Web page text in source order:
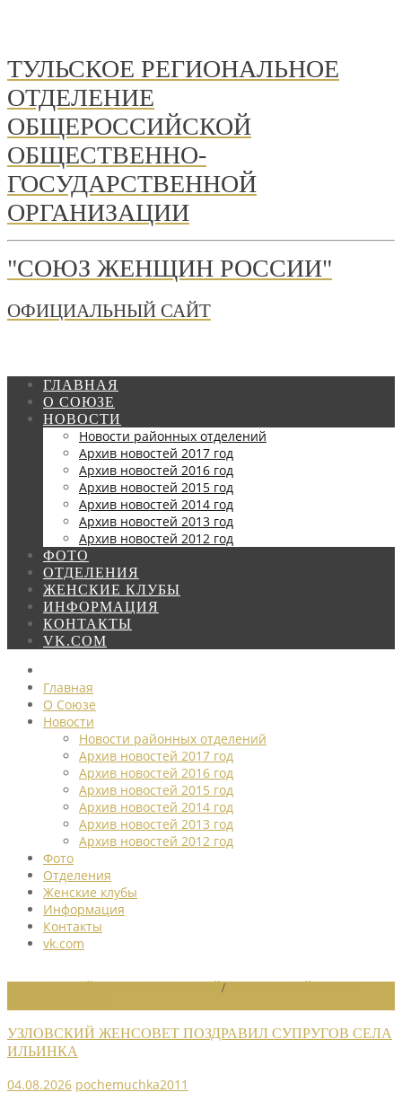
ТУЛЬСКОЕ РЕГИОНАЛЬНОЕ
ОТДЕЛЕНИЕ
ОБЩЕРОССИЙСКОЙ
ОБЩЕСТВЕННО-
ГОСУДАРСТВЕННОЙ
ОРГАНИЗАЦИИ
"СОЮЗ ЖЕНЩИН РОССИИ"
ОФИЦИАЛЬНЫЙ САЙТ
ГЛАВНАЯ
О СОЮЗЕ
НОВОСТИ
Новости районных отделений
Архив новостей 2017 год
Архив новостей 2016 год
Архив новостей 2015 год
Архив новостей 2014 год
Архив новостей 2013 год
Архив новостей 2012 год
ФОТО
ОТДЕЛЕНИЯ
ЖЕНСКИЕ КЛУБЫ
ИНФОРМАЦИЯ
КОНТАКТЫ
VK.COM
Главная
О Союзе
Новости
Новости районных отделений
Архив новостей 2017 год
Архив новостей 2016 год
Архив новостей 2015 год
Архив новостей 2014 год
Архив новостей 2013 год
Архив новостей 2012 год
Фото
Отделения
Женские клубы
Информация
Контакты
vk.com
/
УЗЛОВСКИЙ ЖЕНСОВЕТ ПОЗДРАВИЛ СУПРУГОВ СЕЛА
ИЛЬИНКА
04.08.2026 pochemuchka2011